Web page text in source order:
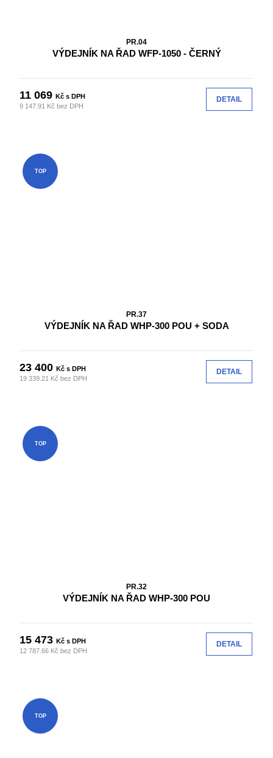
PR.04
VÝDEJNÍK NA ŘAD WFP-1050 - ČERNÝ
11 069Kč s DPH
9 147.91 Kč bez DPH
DETAIL
TOP
PR.37
VÝDEJNÍK NA ŘAD WHP-300 POU + SODA
23 400Kč s DPH
19 339.21 Kč bez DPH
DETAIL
TOP
PR.32
VÝDEJNÍK NA ŘAD WHP-300 POU
15 473Kč s DPH
12 787.66 Kč bez DPH
DETAIL
TOP